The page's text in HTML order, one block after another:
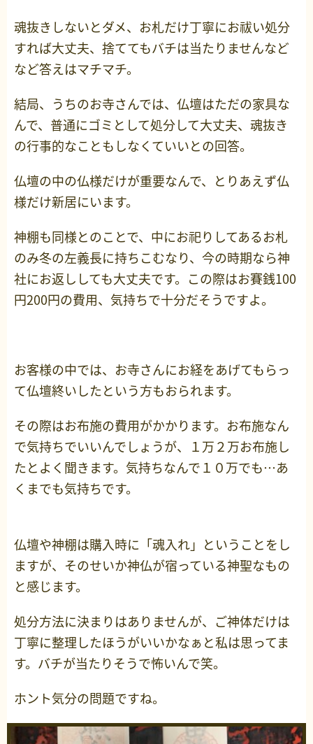
魂抜きしないとダメ、お札だけ丁寧にお祓い処分
すれば大丈夫、捨ててもバチは当たりませんなど
など答えはマチマチ。
結局、うちのお寺さんでは、仏壇はただの家具な
んで、普通にゴミとして処分して大丈夫、魂抜き
の行事的なこともしなくていいとの回答。
仏壇の中の仏様だけが重要なんで、とりあえず仏
様だけ新居にいます。
神棚も同様とのことで、中にお祀りしてあるお札
のみ冬の左義長に持ちこむなり、今の時期なら神
社にお返ししても大丈夫です。この際はお賽銭100
円200円の費用、気持ちで十分だそうですよ。
お客様の中では、お寺さんにお経をあげてもらっ
て仏壇終いしたという方もおられます。
その際はお布施の費用がかかります。お布施なん
で気持ちでいいんでしょうが、１万２万お布施し
たとよく聞きます。気持ちなんで１０万でも…あ
くまでも気持ちです。
仏壇や神棚は購入時に「魂入れ」ということをし
ますが、そのせいか神仏が宿っている神聖なもの
と感じます。
処分方法に決まりはありませんが、ご神体だけは
丁寧に整理したほうがいいかなぁと私は思ってま
す。バチが当たりそうで怖いんで笑。
ホント気分の問題ですね。